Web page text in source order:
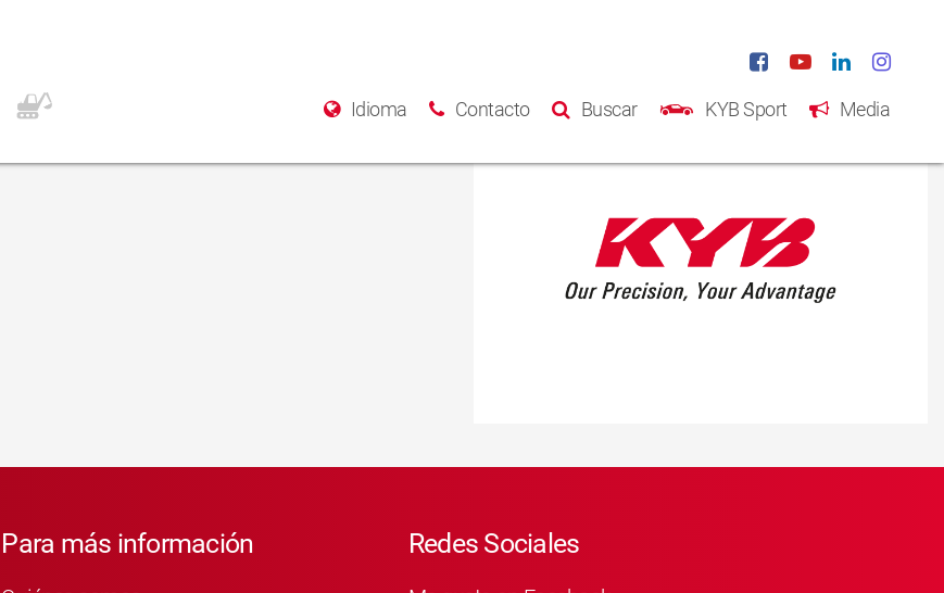
Idioma Contacto Buscar KYB Sport Media
Para más información Redes Sociales